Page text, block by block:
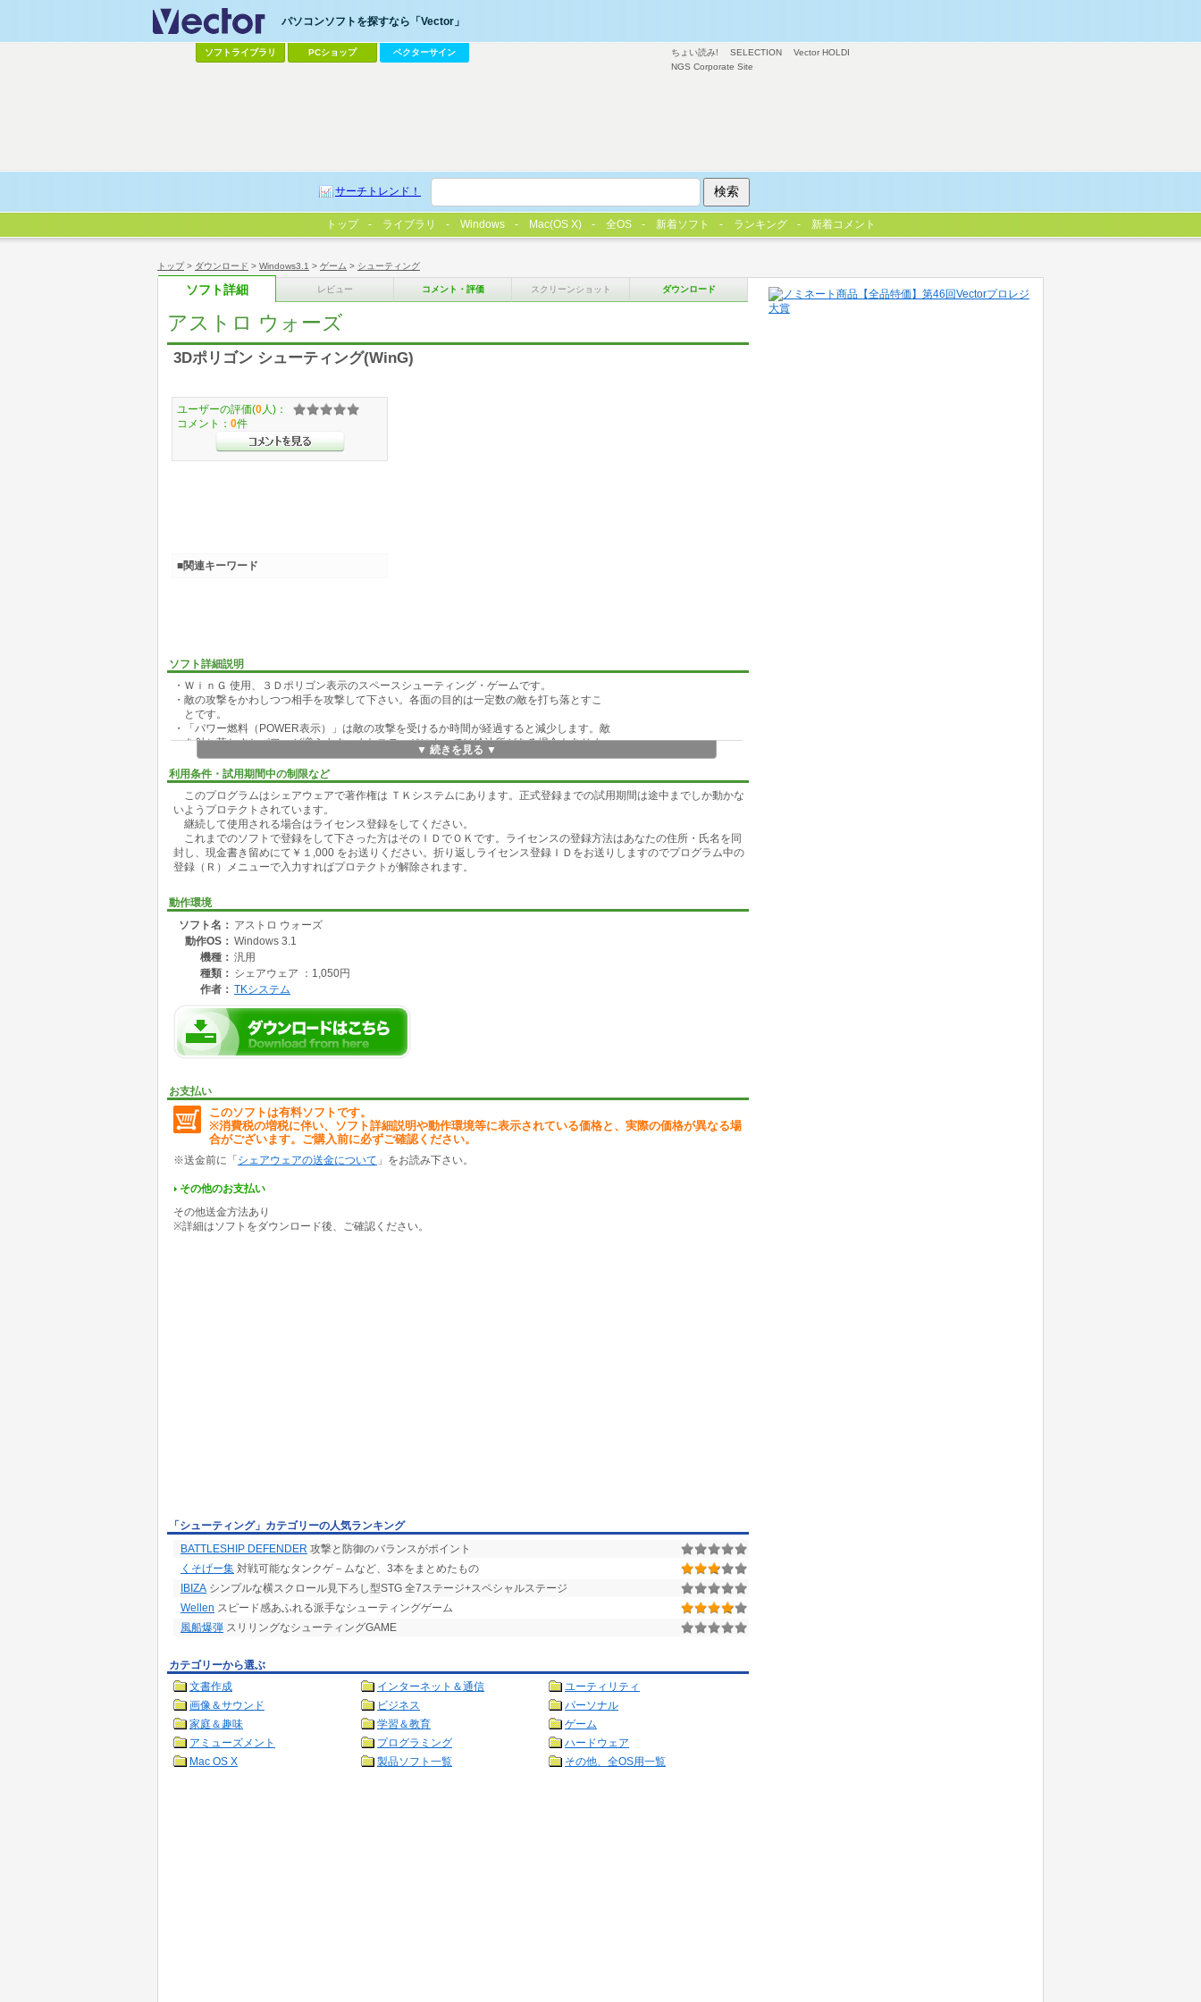
トップ> ダウンロード > Windows3.1 > ゲーム > シューティング
ソフト詳細 レビュー コメント・評価 スクリーンショット ダウンロード
アストロ ウォーズ
3Dポリゴン シューティング(WinG)
ソフト詳細説明
・ＷｉｎＧ 使用、３Ｄポリゴン表示のスペースシューティング・ゲームです。
・敵の攻撃をかわしつつ相手を攻撃して下さい。各面の目的は一定数の敵を打ち落とすこ
とです。
・「パワー燃料（POWER表示）」は敵の攻撃を受けるか時間が経過すると減少します。敵
を射ち落とすとパワーが増えます。またステージによっては給油所がある場合もありま
す。パワーが０になると自機は破壊し、ゲームオーバーです。
・速度が１００MPH（マイル／時）以下で「歩行モード」、これ以上の時は「飛行モード」
になります。飛行モードではロール・ピッチ（視線方向）が変わりフライトシミュレー
タっぽい飛行を行います。
・面はぜんぶで５面あり、敵キャラクターもすべて３Ｄポリゴン表示で１０種類以上登場
し、多様な攻撃をかけて来ます。最終ステージ（ステージ ５）は敵の要塞で、敵の機
動ロボットとの死闘が待っています。
試用期間は最初の２ステージのみプレイ可能です。（ステージは今後、追加して行きたい
▼ 続きを見る ▼
利用条件・試用期間中の制限など
このプログラムはシェアウェアで著作権は ＴＫシステムにあります。正式登録までの試用期間は途中までしか動かな
いようプロテクトされています。
継続して使用される場合はライセンス登録をしてください。
これまでのソフトで登録をして下さった方はそのＩＤでＯＫです。ライセンスの登録方法はあなたの住所・氏名を同
封し、現金書き留めにて￥１,000 をお送りください。折り返しライセンス登録ＩＤをお送りしますのでプログラム中の
登録（Ｒ）メニューで入力すればプロテクトが解除されます。
動作環境
ソフト名： アストロ ウォーズ
動作OS： Windows 3.1
機種： 汎用
種類： シェアウェア ：1,050円
作者： TKシステム
お支払い
このソフトは有料ソフトです。
※消費税の増税に伴い、ソフト詳細説明や動作環境等に表示されている価格と、実際の価格が異なる場
合がございます。ご購入前に必ずご確認ください。
※送金前に「 シェアウェアの送金について 」をお読み下さい。
その他のお支払い
その他送金方法あり
※詳細はソフトをダウンロード後、ご確認ください。
ユーザーの評価(0 人)：
コメント： 0件
■関連キーワード
「シューティング」カテゴリーの人気ランキング
BATTLESHIP DEFENDER 攻撃と防御のバランスがポイント
くそげー集 対戦可能なタンクゲ－ムなど、3本をまとめたもの
IBIZA シンプルな横スクロール見下ろし型STG 全7ステージ+スペシャルステージ
Wellen スピード感あふれる派手なシューティングゲーム
風船爆弾 スリリングなシューティングGAME
カテゴリーから選ぶ
文書作成
インターネット＆通信
ユーティリティ
画像＆サウンド
ビジネス
パーソナル
家庭＆趣味
学習＆教育
ゲーム
アミューズメント
プログラミング
ハードウェア
Mac OS X
製品ソフト一覧 その他、全OS用一覧
ちょい読み! SELECTION
Vector HOLDI
NGS Corporate Site
パソコンソフトを探すなら「Vector」
ソフトライブラリ PCショップ ベクターサイン
サーチトレンド！
トップ ライブラリ Windows Mac(OS X) 全OS 新着ソフト ランキング 新着コメント